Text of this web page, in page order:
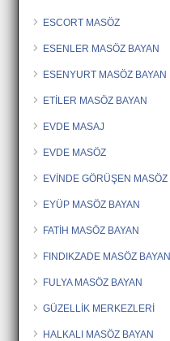
ESCORT MASÖZ
ESENLER MASÖZ BAYAN
ESENYURT MASÖZ BAYAN
ETİLER MASÖZ BAYAN
EVDE MASAJ
EVDE MASÖZ
EVİNDE GÖRÜŞEN MASÖZ
EYÜP MASÖZ BAYAN
FATİH MASÖZ BAYAN
FINDIKZADE MASÖZ BAYAN
FULYA MASÖZ BAYAN
GÜZELLİK MERKEZLERİ
HALKALI MASÖZ BAYAN